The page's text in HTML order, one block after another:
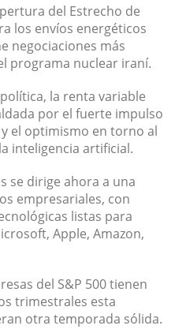
del Estrecho de
los envíos energéticos
negociaciones más
programa nuclear iraní.
la renta variable
por el fuerte impulso
el optimismo en torno al
inteligencia artificial.
se dirige ahora a una
empresariales, con
listas para
Apple, Amazon,
del S&P 500 tienen
trimestrales esta
otra temporada sólida.